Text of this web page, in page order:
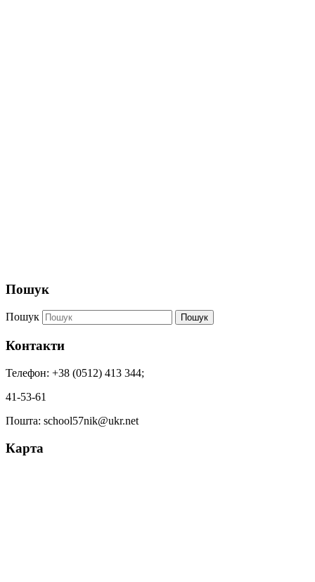
Пошук
Пошук Пошук
Контакти
Телефон: +38 (0512) 413 344;
41-53-61
Пошта: school57nik@ukr.net
Карта